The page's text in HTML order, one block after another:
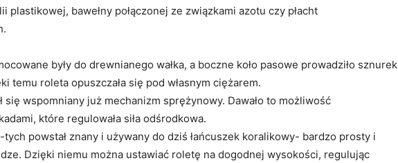
plastikowej, bawełny połączonej ze związkami azotu czy płacht
były do drewnianego wałka, a boczne koło pasowe prowadziło sznurek
temu roleta opuszczała się pod własnym ciężarem.
się wspomniany już mechanizm sprężynowy. Dawało to możliwość
które regulowała siła odśrodkowa.
powstał znany i używany do dziś łańcuszek koralikowy- bardzo prosty i
Dzięki niemu można ustawiać roletę na dogodnej wysokości, regulując